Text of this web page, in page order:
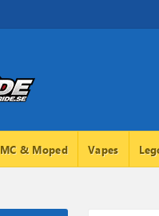
MC & Moped Vapes